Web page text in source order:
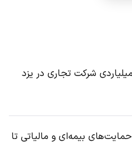
شرکت تجاری در یزد
بیمه‌ای و مالیاتی تا